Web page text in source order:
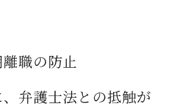
職の防止
護士法との抵触が